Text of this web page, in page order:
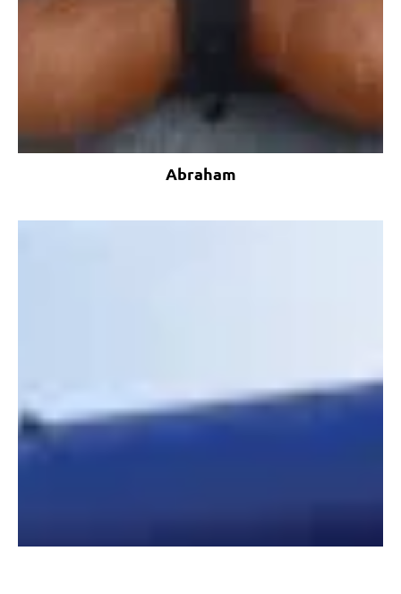
Abraham